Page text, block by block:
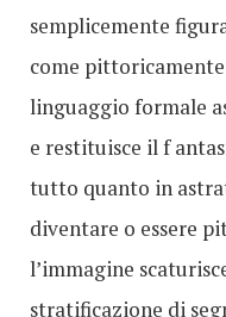
semplicemente
come
linguaggio formale
e restituisce il f
tutto quanto in
diventare o essere
l’immagine
stratificazione di